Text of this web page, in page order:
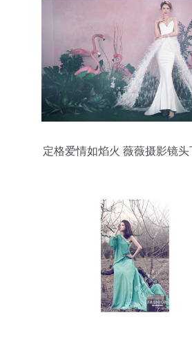
定格爱情如焰火 薇薇摄影镜